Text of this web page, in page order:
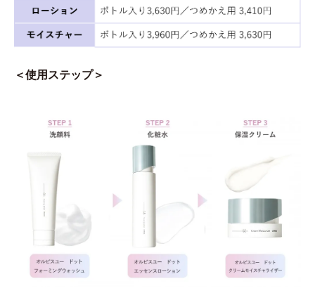
＜使用ステップ＞